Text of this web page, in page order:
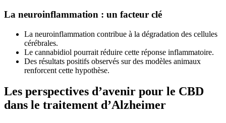
La neuroinflammation : un facteur clé
La neuroinflammation contribue à la dégradation des cellules
cérébrales.
Le cannabidiol pourrait réduire cette réponse inflammatoire.
Des résultats positifs observés sur des modèles animaux
renforcent cette hypothèse.
Les perspectives d’avenir pour le CBD
dans le traitement d’Alzheimer